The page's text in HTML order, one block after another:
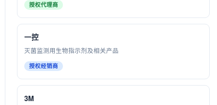
授权代理商
一控
灭菌监测用生物指示剂及相关产品
授权经销商
3M